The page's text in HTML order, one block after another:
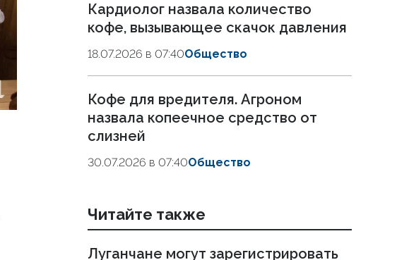
Кардиолог назвала количество
кофе, вызывающее скачок давления
18.07.2026 в 07:40Общество
Кофе для вредителя. Агроном
назвала копеечное средство от
слизней
30.07.2026 в 07:40Общество
Читайте также
Луганчане могут зарегистрировать